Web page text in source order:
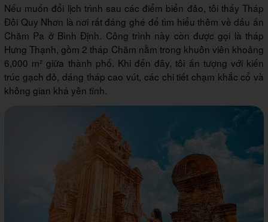
Nếu muốn đổi lịch trình sau các điểm biển đảo, tôi thấy Tháp
Đôi Quy Nhơn là nơi rất đáng ghé để tìm hiểu thêm về dấu ấn
Chăm Pa ở Bình Định. Công trình này còn được gọi là tháp
Hưng Thạnh, gồm 2 tháp Chăm nằm trong khuôn viên khoảng
6,000 m² giữa thành phố. Khi đến đây, tôi ấn tượng với kiến
trúc gạch đỏ, dáng tháp cao vút, các chi tiết chạm khắc cổ và
không gian khá yên tĩnh.